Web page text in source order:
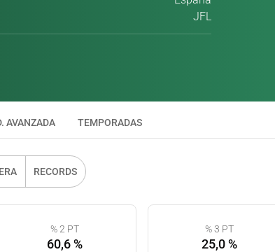
JFL
AVANZADA TEMPORADAS
RECORDS
% 2 PT
60,6 %
% 3 PT
25,0 %